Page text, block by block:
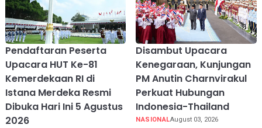
Pendaftaran Peserta
Upacara HUT Ke-81
Kemerdekaan RI di
Istana Merdeka Resmi
Dibuka Hari Ini 5 Agustus
2026
Disambut Upacara
Kenegaraan, Kunjungan
PM Anutin Charnvirakul
Perkuat Hubungan
Indonesia-Thailand
NASIONALAugust 03, 2026